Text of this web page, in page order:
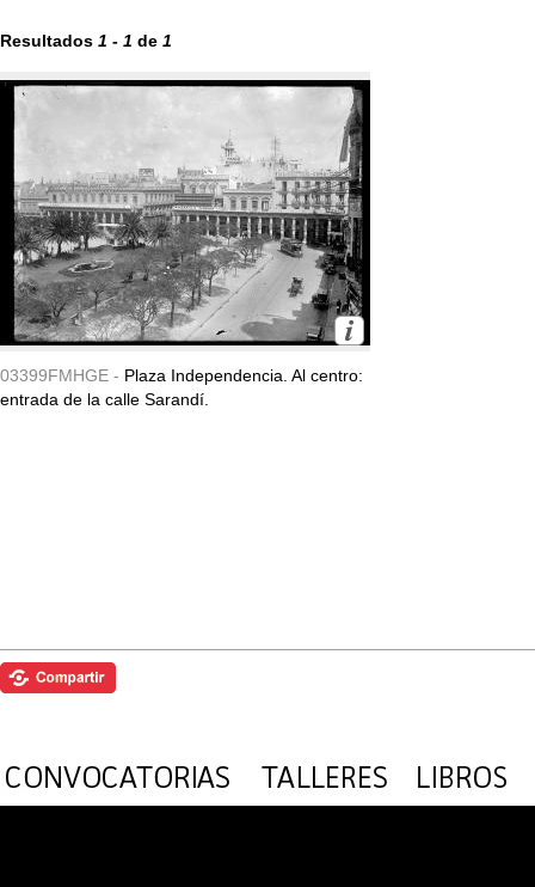
Resultados 1 - 1 de 1
03399FMHGE - Plaza Independencia. Al centro:
entrada de la calle Sarandí.